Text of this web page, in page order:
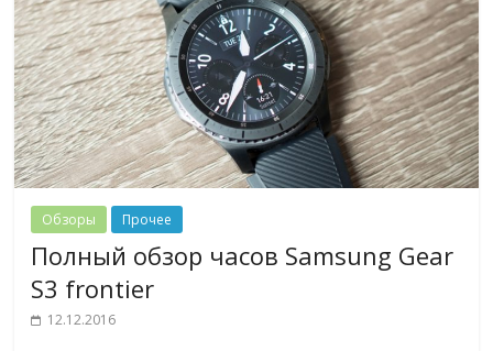
Обзоры Прочее
Полный обзор часов Samsung Gear
S3 frontier
12.12.2016